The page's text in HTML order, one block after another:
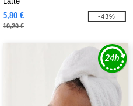
5,80 €
10,20 €
-43%